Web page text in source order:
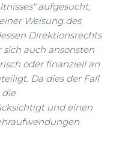
aufgesucht,
Weisung des
Direktionsrechts
auch ansonsten
oder finanziell an
Da dies der Fall
die
und einen